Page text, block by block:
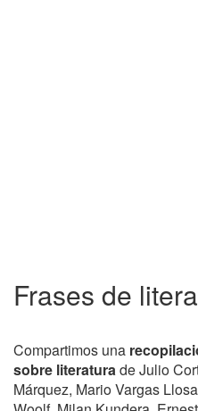
Frases de
Compartimos una
sobre literaturade Julio
Márquez, Mario Vargas